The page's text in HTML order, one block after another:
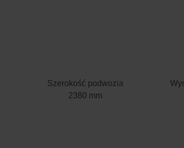
Szerokość podwozia
2380 mm